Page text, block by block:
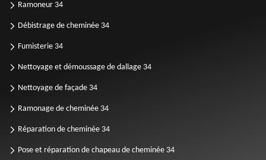
Ramoneur 34
Débistrage de cheminée 34
Fumisterie 34
Nettoyage et démoussage de dallage 34
Nettoyage de façade 34
Ramonage de cheminée 34
Réparation de cheminée 34
Pose et réparation de chapeau de cheminée 34